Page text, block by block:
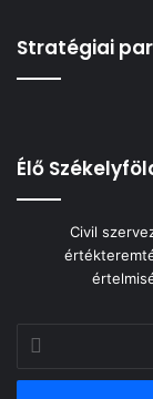
Stratégiai
Élő
Civil
cím
megadása